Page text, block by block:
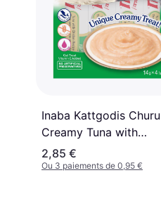
Inaba Kattgodis Churu
Creamy Tuna with
Chicken
2,85 €
Ou 3 paiements de 0,95 €